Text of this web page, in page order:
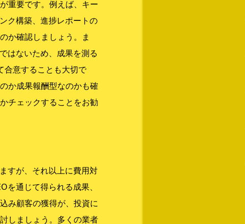
重要です。例えば、キー
ク構築、進捗レポートの
か確認しましょう。ま
はないため、成果を測る
合意することも大切で
か成果報酬型なのかも確
チェックすることをお勧
すが、それ以上に費用対
を通じて得られる成果、
み顧客の獲得が、投資に
しましょう。多くの業者